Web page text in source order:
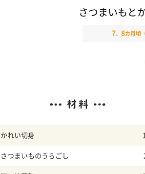
さつまいもと
7、 8カ月頃
かれい切身
さつまいものうらごし